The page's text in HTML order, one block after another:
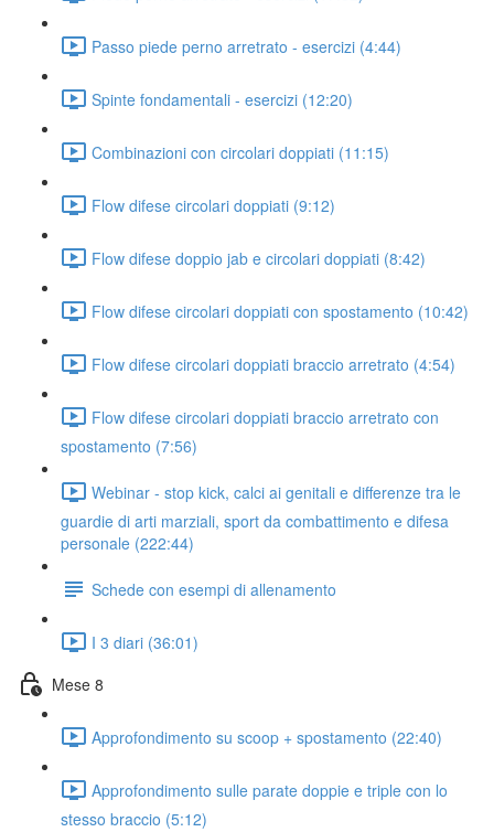
Passo piede perno arretrato - esercizi (4:44)
Spinte fondamentali - esercizi (12:20)
Combinazioni con circolari doppiati (11:15)
Flow difese circolari doppiati (9:12)
Flow difese doppio jab e circolari doppiati (8:42)
Flow difese circolari doppiati con spostamento (10:42)
Flow difese circolari doppiati braccio arretrato (4:54)
Flow difese circolari doppiati braccio arretrato con
spostamento (7:56)
Webinar - stop kick, calci ai genitali e differenze tra le
guardie di arti marziali, sport da combattimento e difesa
personale (222:44)
Schede con esempi di allenamento
I 3 diari (36:01)
Mese 8
Approfondimento su scoop + spostamento (22:40)
Approfondimento sulle parate doppie e triple con lo
stesso braccio (5:12)